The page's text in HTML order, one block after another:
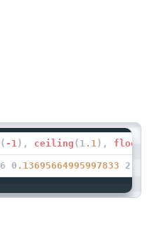
( -1 ), ceiling (1 .1 ), floor
0 .13695664995997833 2